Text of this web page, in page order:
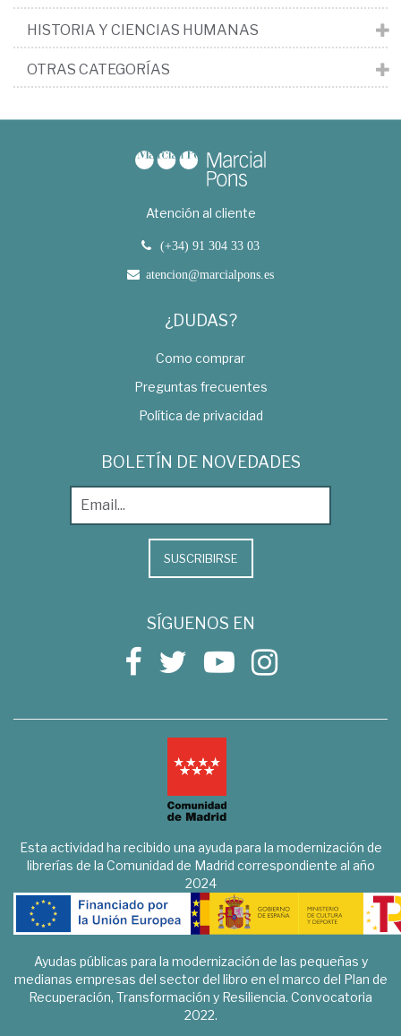
HISTORIA Y CIENCIAS HUMANAS
OTRAS CATEGORÍAS
Atención al cliente
(+34) 91 304 33 03
atencion@marcialpons.es
¿DUDAS?
Como comprar
Preguntas frecuentes
Política de privacidad
BOLETÍN DE NOVEDADES
SUSCRIBIRSE
SÍGUENOS EN
Esta actividad ha recibido una ayuda para la modernización de
librerías de la Comunidad de Madrid correspondiente al año
2024
Ayudas públicas para la modernización de las pequeñas y
medianas empresas del sector del libro en el marco del Plan de
Recuperación, Transformación y Resiliencia. Convocatoria
2022.